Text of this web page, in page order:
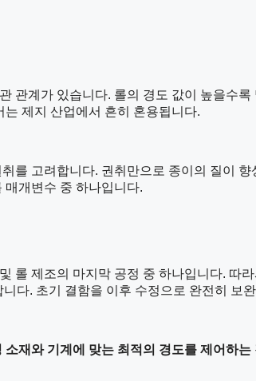
관계가 있습니다. 롤의 경도 값이 높을수
제지 산업에서 흔히 혼용됩니다.
를 고려합니다. 권취만으로 종이의 질이 향
매개변수 중 하나입니다.
롤 제조의 마지막 공정 중 하나입니다. 따
다. 초기 결함을 이후 수정으로 완전히 보
소재와 기계에 맞는 최적의 경도를 제어하는